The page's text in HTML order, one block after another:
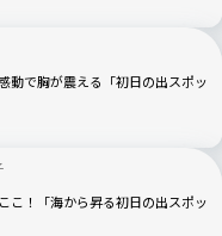
動で胸が震える「初日の出スポッ
こ！「海から昇る初日の出スポッ